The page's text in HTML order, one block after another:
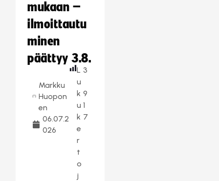
mukaan –
ilmoittautu
minen
päättyy 3.8.
Markku
Huopon
en
06.07.2
026
L
u
k
u
k
e
r
t
o
j
3
9
1
7